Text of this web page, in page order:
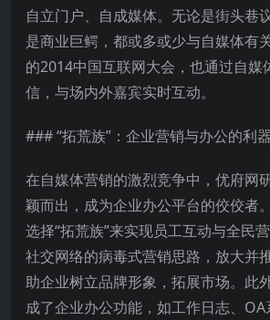
自立门户、自成媒体。无论是街头巷
是商业巨鳄，都或多或少与自媒体有
的2014中国互联网大会，也通过自
信，与场内外嘉宾实时互动。
### “拓荒族”：企业营销与办公的利器
在自媒体营销的激烈竞争中，优府网
颖而出，成为企业办公平台的佼佼者
选择“拓荒族”来实现员工互动与全民
社交网络的病毒式营销思路，放大并
助企业树立品牌形象，拓展市场。此
成了企业办公功能，如工作日志、OA